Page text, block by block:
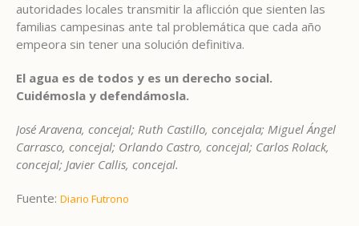
autoridades locales transmitir la aflicción que sienten las
familias campesinas ante tal problemática que cada año
empeora sin tener una solución definitiva.
El agua es de todos y es un derecho social.
Cuidémosla y defendámosla.
José Aravena, concejal; Ruth Castillo, concejala; Miguel Ángel
Carrasco, concejal; Orlando Castro, concejal; Carlos Rolack,
concejal; Javier Callis, concejal.
Fuente: Diario Futrono